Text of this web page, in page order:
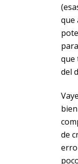
que
que
del
de